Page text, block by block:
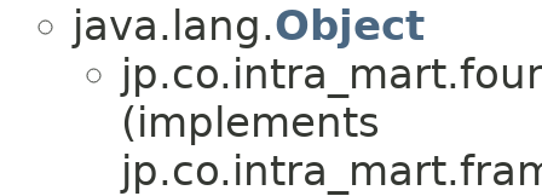
java.lang.Object
(implements